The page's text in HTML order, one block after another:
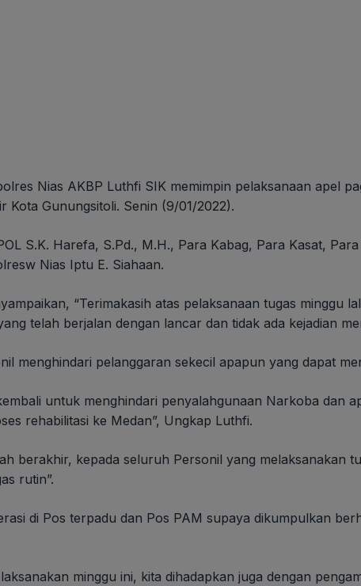
Nias AKBP Luthfi SIK memimpin pelaksanaan apel
Kota Gunungsitoli. Senin (9/01/2022).
S.K. Harefa, S.Pd., M.H., Para Kabag, Para Kasat,
Nias Iptu E. Siahaan.
“Terimakasih atas pelaksanaan tugas minggu
telah berjalan dengan lancar dan tidak ada kejadian
menghindari pelanggaran sekecil apapun yang dapat
untuk menghindari penyalahgunaan Narkoba dan
rehabilitasi ke Medan”, Ungkap Luthfi.
berakhir, kepada seluruh Personil yang melaksanakan
rutin”.
di Pos terpadu dan Pos PAM supaya dikumpulkan
minggu ini, kita dihadapkan juga dengan